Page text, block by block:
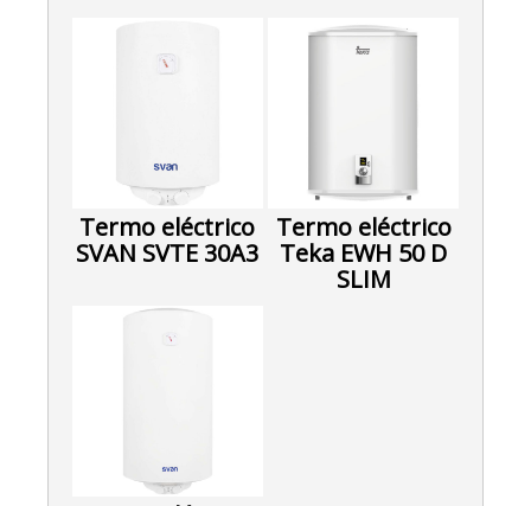
Termo eléctrico
SVAN SVTE 30A3
Termo eléctrico
Teka EWH 50 D
SLIM